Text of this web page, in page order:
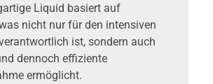
Liquid basiert auf
nicht nur für den intensiven
ist, sondern auch
dennoch effiziente
ermöglicht.